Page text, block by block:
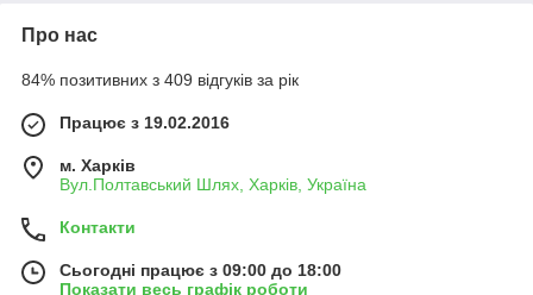
Про нас
84% позитивних з 409 відгуків за рік
Працює з 19.02.2016
м. Харків
Вул.Полтавський Шлях, Харків, Україна
Контакти
Сьогодні працює з 09:00 до 18:00
Показати весь графік роботи